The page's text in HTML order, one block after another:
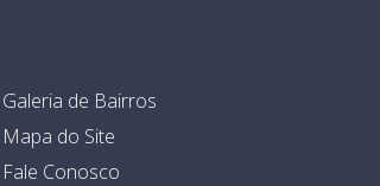
Galeria de Bairros
Mapa do Site
Fale Conosco